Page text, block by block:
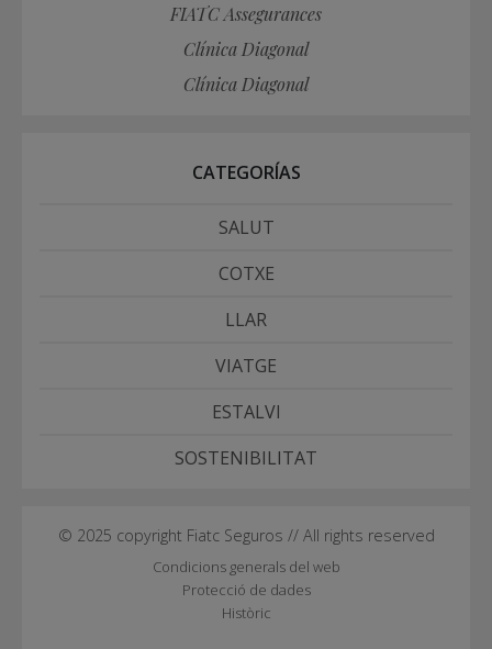
FIATC Assegurances
Clínica Diagonal
Clínica Diagonal
CATEGORÍAS
SALUT
COTXE
LLAR
VIATGE
ESTALVI
SOSTENIBILITAT
© 2025 copyright Fiatc Seguros // All rights reserved
Condicions generals del web
Protecció de dades
Històric